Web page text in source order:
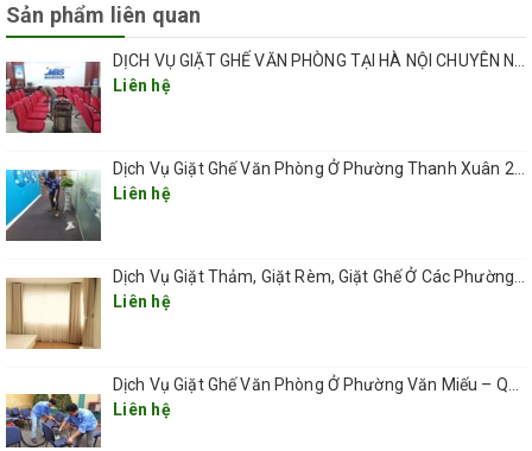
Sản phẩm liên quan
Liên hệ
Liên hệ
Liên hệ
Liên hệ